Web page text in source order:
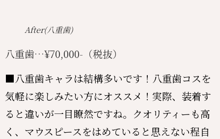
After(八重歯)
八重歯…¥70,000-（税抜）
■八重歯キャラは結構多いです！八重歯コスを
気軽に楽しみたい方にオススメ！実際、装着す
ると違いが一目瞭然ですね。クオリティーも高
く、マウスピースをはめていると思えない程自